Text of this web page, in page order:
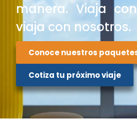
manera. Viaja
viaja con nosotros.
Conoce nuestros
Cotiza tu próximo viaje